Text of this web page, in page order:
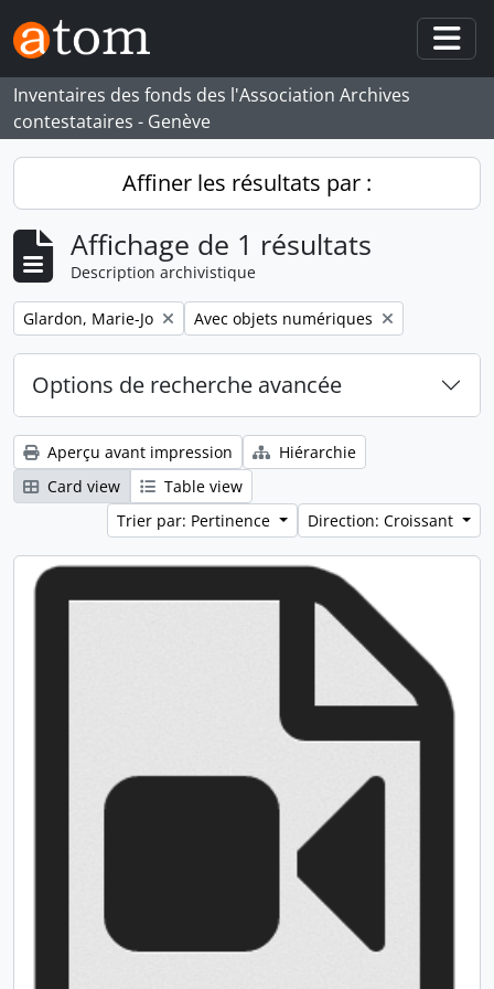
Skip to main content
Inventaires des fonds des l'Association Archives
contestataires - Genève
Affiner les résultats par :
Affichage de 1 résultats
Description archivistique
Remove filter:
Glardon, Marie-Jo Remove filter:
Avec objets numériques
Options de recherche avancée
Aperçu avant impression
Hiérarchie
Card view
Table view
Trier par: Pertinence
Direction: Croissant